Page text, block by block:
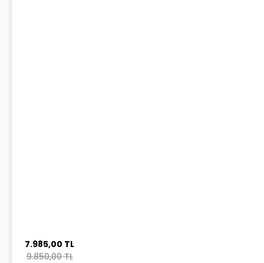
7.985,00 TL
9.850,00 TL